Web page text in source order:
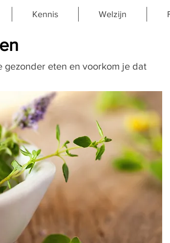
Kennis Welzijn
gezonder eten en voorkom je dat